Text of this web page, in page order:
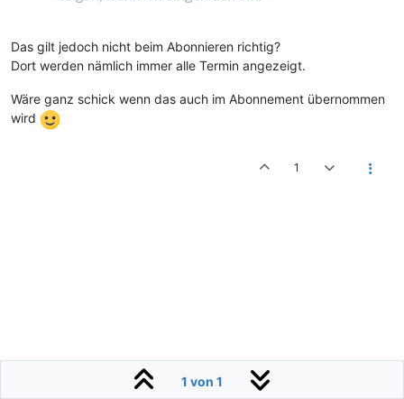
Das gilt jedoch nicht beim Abonnieren richtig?
Dort werden nämlich immer alle Termin angezeigt.
Wäre ganz schick wenn das auch im Abonnement übernommen
wird
1
1 von 1